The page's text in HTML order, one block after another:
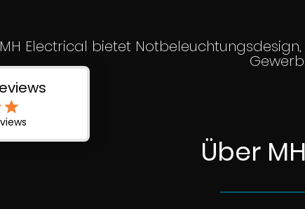
MH Electrical bietet
Über